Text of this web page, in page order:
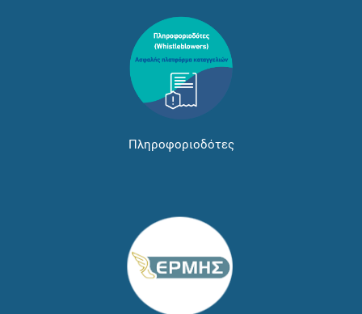
Πληροφοριοδότες